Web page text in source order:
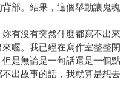
部。結果，這個舉動讓鬼魂
妳有沒有突然什麼都寫不出來
喔。我已經在寫作室整整閉
是無論是一句話還是一個點
出故事的話，我就算是想去